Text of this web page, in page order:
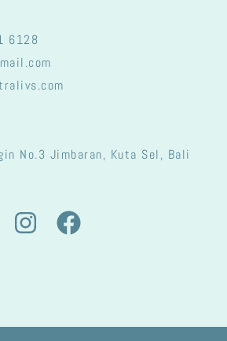
6128
No.3 Jimbaran, Kuta Sel, Bali